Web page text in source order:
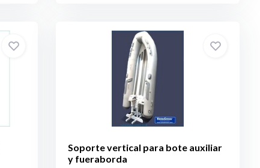
Soporte vertical para bote auxiliar
y fueraborda